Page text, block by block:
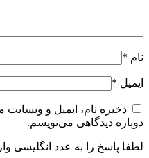
نام *
ایمیل *
ذخیره نام، ایمیل و
دوباره دیدگاهی می‌نویسم.
لطفا پاسخ را به عدد انگلیسی